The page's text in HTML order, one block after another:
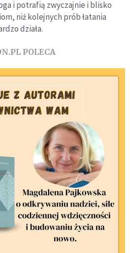
i potrafią zwyczajnie i blisko
niż kolejnych prób łatania
działa.
POLECA